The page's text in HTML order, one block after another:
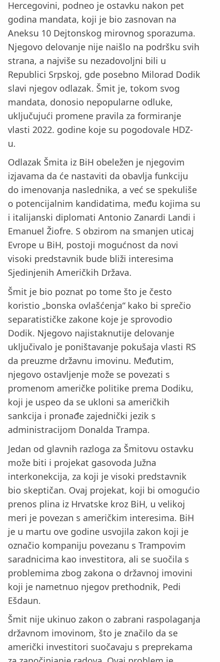
Hercegovini, podneo je ostavku nakon pet
godina mandata, koji je bio zasnovan na
Aneksu 10 Dejtonskog mirovnog sporazuma.
Njegovo delovanje nije naišlo na podršku svih
strana, a najviše su nezadovoljni bili u
Republici Srpskoj, gde posebno Milorad Dodik
slavi njegov odlazak. Šmit je, tokom svog
mandata, donosio nepopularne odluke,
uključujući promene pravila za formiranje
vlasti 2022. godine koje su pogodovale HDZ-
u.
Odlazak Šmita iz BiH obeležen je njegovim
izjavama da će nastaviti da obavlja funkciju
do imenovanja naslednika, a već se spekuliše
o potencijalnim kandidatima, među kojima su
i italijanski diplomati Antonio Zanardi Landi i
Emanuel Žiofre. S obzirom na smanjen uticaj
Evrope u BiH, postoji mogućnost da novi
visoki predstavnik bude bliži interesima
Sjedinjenih Američkih Država.
Šmit je bio poznat po tome što je često
koristio „bonska ovlašćenja“ kako bi sprečio
separatističke zakone koje je sprovodio
Dodik. Njegovo najistaknutije delovanje
uključivalo je poništavanje pokušaja vlasti RS
da preuzme državnu imovinu. Međutim,
njegovo ostavljenje može se povezati s
promenom američke politike prema Dodiku,
koji je uspeo da se ukloni sa američkih
sankcija i pronađe zajednički jezik s
administracijom Donalda Trampa.
Jedan od glavnih razloga za Šmitovu ostavku
može biti i projekat gasovoda Južna
interkonekcija, za koji je visoki predstavnik
bio skeptičan. Ovaj projekat, koji bi omogućio
prenos plina iz Hrvatske kroz BiH, u velikoj
meri je povezan s američkim interesima. BiH
je u martu ove godine usvojila zakon koji je
označio kompaniju povezanu s Trampovim
saradnicima kao investitora, ali se suočila s
problemima zbog zakona o državnoj imovini
koji je nametnuo njegov prethodnik, Pedi
Ešdaun.
Šmit nije ukinuo zakon o zabrani raspolaganja
državnom imovinom, što je značilo da se
američki investitori suočavaju s preprekama